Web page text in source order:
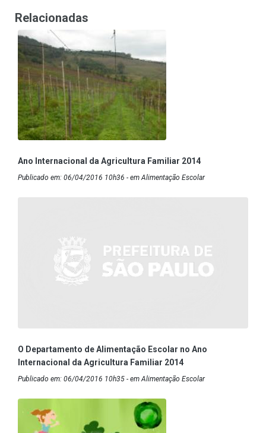
Relacionadas
Ano Internacional da Agricultura Familiar 2014
Publicado em: 06/04/2016 10h36 - em Alimentação Escolar
O Departamento de Alimentação Escolar no Ano
Internacional da Agricultura Familiar 2014
Publicado em: 06/04/2016 10h35 - em Alimentação Escolar